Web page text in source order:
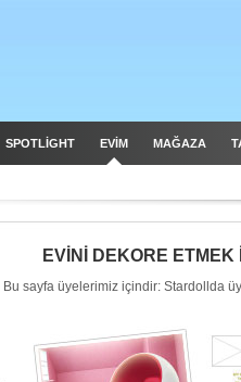
SPOTLIGHT EVİM MAĞAZA
EVİNİ DEKORE ETMEK
Bu sayfa üyelerimiz içindir: Stardollda